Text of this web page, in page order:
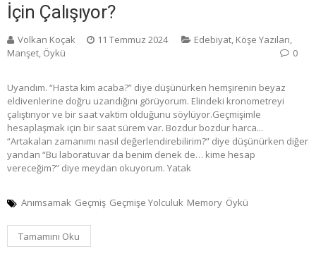
İçin Çalışıyor?
Volkan Koçak 11 Temmuz 2024 Edebiyat, Köşe Yazıları,
Manşet, Öykü 0
Uyandım. “Hasta kim acaba?” diye düşünürken hemşirenin beyaz
eldivenlerine doğru uzandığını görüyorum. Elindeki kronometreyi
çalıştırıyor ve bir saat vaktim olduğunu söylüyor.Geçmişimle
hesaplaşmak için bir saat sürem var. Bozdur bozdur harca...
“Artakalan zamanımı nasıl değerlendirebilirim?” diye düşünürken diğer
yandan “Bu laboratuvar da benim denek de… kime hesap
vereceğim?” diye meydan okuyorum. Yatak
Anımsamak Geçmiş Geçmişe Yolculuk Memory Öykü
Tamamını Oku